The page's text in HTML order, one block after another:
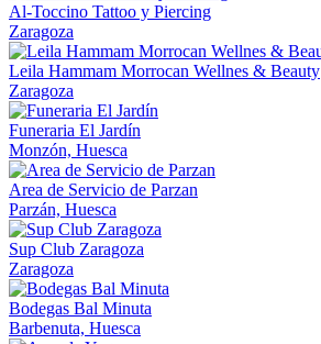
Al-Toccino Tattoo y Piercing
Zaragoza
Leila Hammam Morrocan Wellnes & Beauty
Zaragoza
Funeraria El Jardín
Monzón, Huesca
Area de Servicio de Parzan
Parzán, Huesca
Sup Club Zaragoza
Zaragoza
Bodegas Bal Minuta
Barbenuta, Huesca